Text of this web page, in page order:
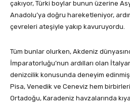
çakıyor, Türki boylar bunun üzerine
Anadolu’ya doğru hareketleniyor,
çevreleri ateşiyle yakıp kavuruyordu.
Tüm bunlar olurken, Akdeniz
İmparatorluğu’nun ardılları olan
denizcilik konusunda deneyim
Pisa, Venedik ve Ceneviz hem
Ortadoğu, Karadeniz havzalarında